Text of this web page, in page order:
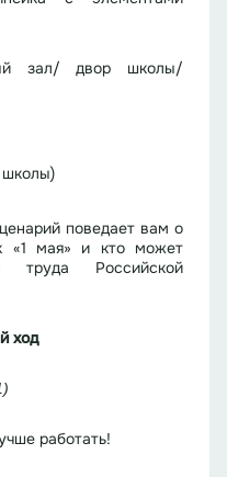
зал/ двор школы/
школы)
поведает вам о
«1 мая» и кто может
труда Российской
ход
работать!